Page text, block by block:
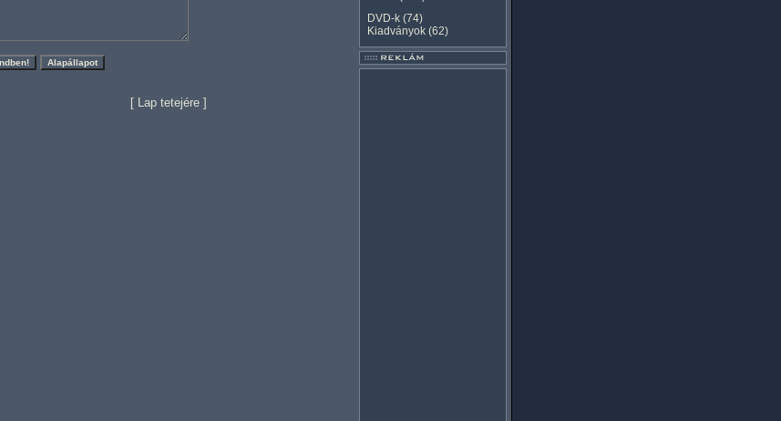
[ Lap tetejére]
DVD-k (74)
Kiadványok (62)